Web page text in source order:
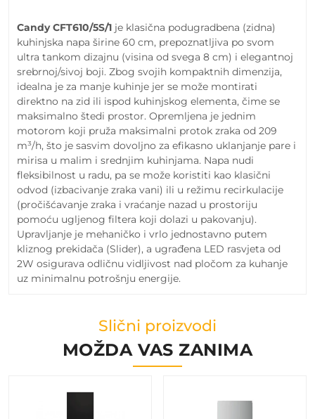
Candy CFT610/5S/1je klasična podugradbena (zidna)
kuhinjska napa širine 60 cm, prepoznatljiva po svom
ultra tankom dizajnu (visina od svega 8 cm) i elegantnoj
srebrnoj/sivoj boji. Zbog svojih kompaktnih dimenzija,
idealna je za manje kuhinje jer se može montirati
direktno na zid ili ispod kuhinjskog elementa, čime se
maksimalno štedi prostor. Opremljena je jednim
motorom koji pruža maksimalni protok zraka od 209
m³/h, što je sasvim dovoljno za efikasno uklanjanje pare i
mirisa u malim i srednjim kuhinjama. Napa nudi
fleksibilnost u radu, pa se može koristiti kao klasični
odvod (izbacivanje zraka vani) ili u režimu recirkulacije
(pročišćavanje zraka i vraćanje nazad u prostoriju
pomoću ugljenog filtera koji dolazi u pakovanju).
Upravljanje je mehaničko i vrlo jednostavno putem
kliznog prekidača (Slider), a ugrađena LED rasvjeta od
2W osigurava odličnu vidljivost nad pločom za kuhanje
uz minimalnu potrošnju energije.
Slični proizvodi
MOŽDA VAS ZANIMA